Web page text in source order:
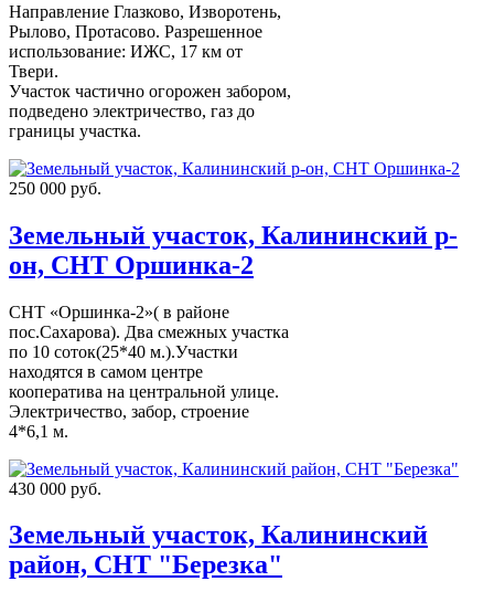
Направление Глазково, Изворотень,
Рылово, Протасово. Разрешенное
использование: ИЖС, 17 км от
Твери.
Участок частично огорожен забором,
подведено электричество, газ до
границы участка.
250 000 руб.
Земельный участок, Калининский р-
он, СНТ Оршинка-2
СНТ «Оршинка-2»( в районе
пос.Сахарова). Два смежных участка
по 10 соток(25*40 м.).Участки
находятся в самом центре
кооператива на центральной улице.
Электричество, забор, строение
4*6,1 м.
430 000 руб.
Земельный участок, Калининский
район, СНТ "Березка"